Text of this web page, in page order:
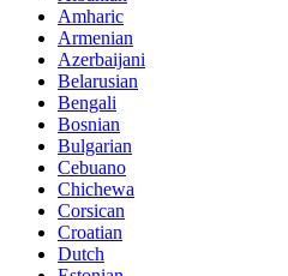
Amharic
Armenian
Azerbaijani
Belarusian
Bengali
Bosnian
Bulgarian
Cebuano
Chichewa
Corsican
Croatian
Dutch